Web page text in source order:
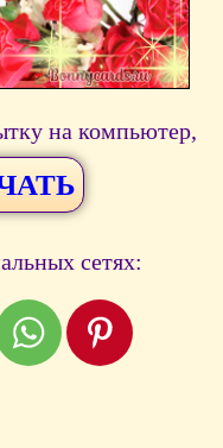
на компьютер,
сетях: